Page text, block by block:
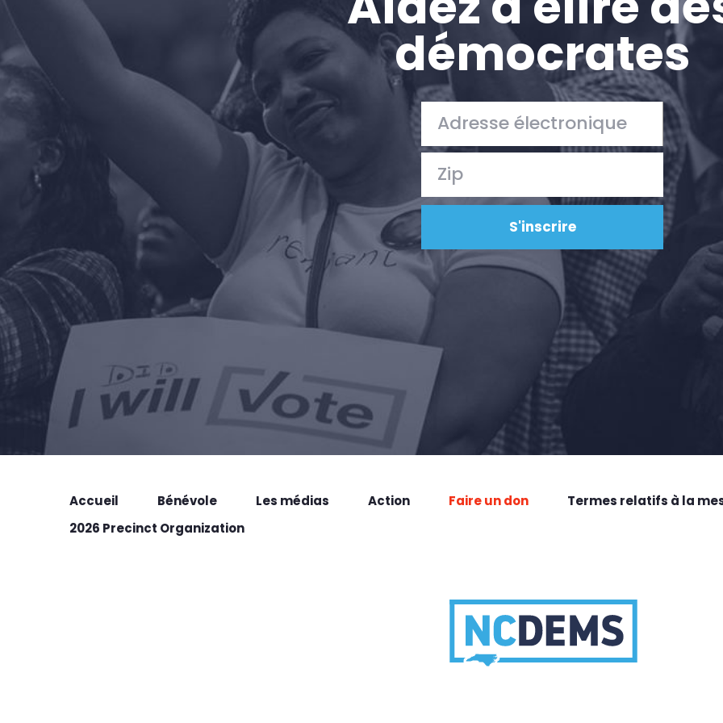
démocrates
Accueil Bénévole Les médias Action Faire un don
Termes relatifs à la
2026 Precinct Organization